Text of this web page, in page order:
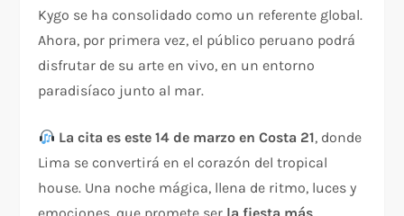
Kygo se ha consolidado como un referente global.
Ahora, por primera vez, el público peruano podrá
disfrutar de su arte en vivo, en un entorno
paradisíaco junto al mar.
La cita es este 14 de marzo en Costa 21, donde
Lima se convertirá en el corazón del tropical
house. Una noche mágica, llena de ritmo, luces y